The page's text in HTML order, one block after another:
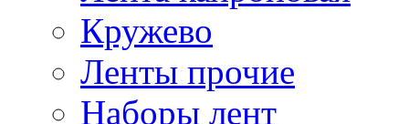
Кружево
Ленты прочие
Наборы лент